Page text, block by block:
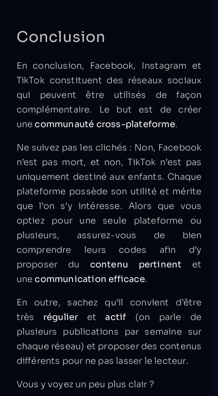
Conclusion
En conclusion, Facebook, Instagram et
TikTok constituent des réseaux sociaux
qui peuvent être utilisés de façon
complémentaire. Le but est de créer
une communauté cross-plateforme.
Ne suivez pas les clichés : Non, Facebook
n’est pas mort, et non, TikTok n’est pas
uniquement destiné aux enfants. Chaque
plateforme possède son utilité et mérite
que l’on s’y intéresse. Alors que vous
optiez pour une seule plateforme ou
plusieurs, assurez-vous de bien
comprendre leurs codes afin d’y
proposer du contenu pertinent et
une communication efficace.
En outre, sachez qu’il convient d’être
très régulier etactif (on parle de
plusieurs publications par semaine sur
chaque réseau) et proposer des contenus
différents pour ne pas lasser le lecteur.
Vous y voyez un peu plus clair ?